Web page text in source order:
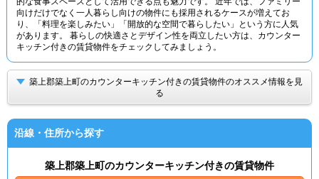
的な食事スペースとして活用できる点も魅力です。 近年では、ファミリー
向けだけでなく一人暮らし向けの物件にも採用されるケースが増えてお
り、「料理を楽しみたい」「開放的な空間で暮らしたい」という方に人気
があります。 暮らしの快適さとデザイン性を両立したい方は、カウンター
キッチン付きの賃貸物件をチェックしてみましょう。
築上郡築上町のカウンターキッチン付きの賃貸物件のオススメ情報を見
る
沿線・住所から探す
築上郡築上町のカウンターキッチン付きの賃貸物件